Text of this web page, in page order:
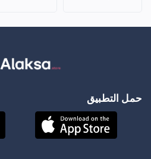
حمل التطبيق